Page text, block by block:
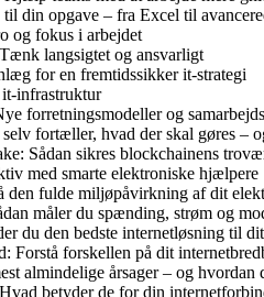
din opgave – fra Excel til
og fokus i arbejdet
langsigtet og ansvarligt
for en fremtidssikker it-strategi
infrastruktur
forretningsmodeller og
fortæller, hvad der skal gøres –
Sådan sikres blockchainens
med smarte elektroniske hjælpere
den fulde miljøpåvirkning af dit
måler du spænding, strøm og
du den bedste internetløsning til
Forstå forskellen på dit
almindelige årsager – og hvordan
betyder de for din